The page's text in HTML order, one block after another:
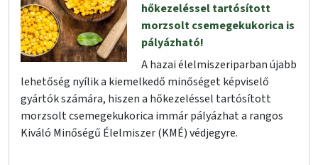
hőkezeléssel tartósított
morzsolt csemegekukorica is
pályázható!
A hazai élelmiszeriparban újabb
lehetőség nyílik a kiemelkedő minőséget képviselő
gyártók számára, hiszen a hőkezeléssel tartósított
morzsolt csemegekukorica immár pályázhat a rangos
Kiváló Minőségű Élelmiszer (KMÉ) védjegyre.